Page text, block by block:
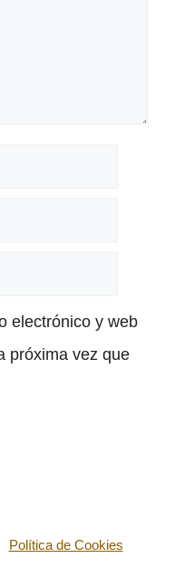
electrónico y web
próxima vez que
Política de Cookies